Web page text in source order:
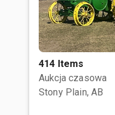
414 Items
Aukcja czasowa
Stony Plain, AB